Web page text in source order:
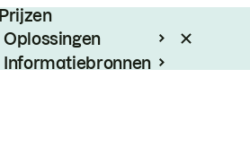
Prijzen
Oplossingen
Informatiebronnen